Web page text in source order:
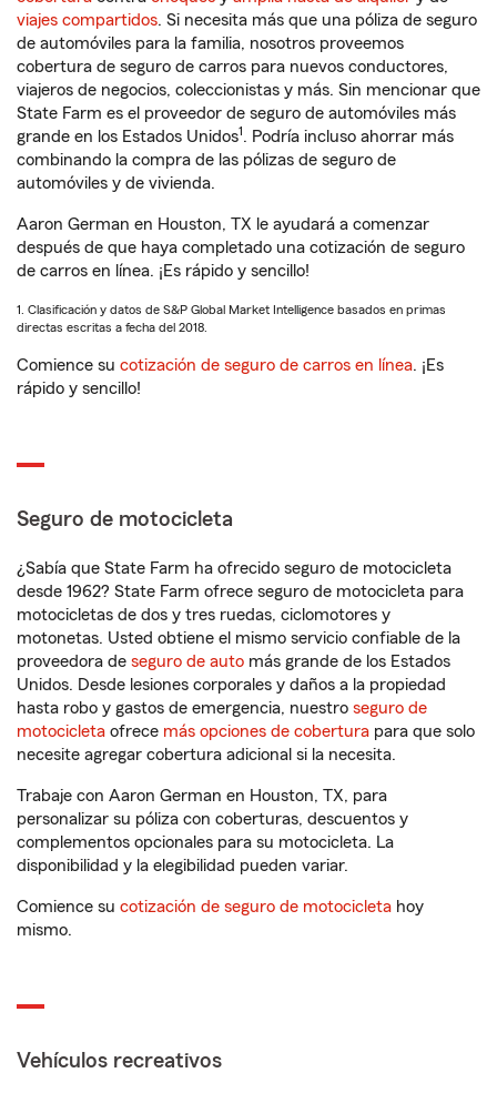
viajes compartidos. Si necesita más que una póliza de seguro
de automóviles para la familia, nosotros proveemos
cobertura de seguro de carros para nuevos conductores,
viajeros de negocios, coleccionistas y más. Sin mencionar que
State Farm es el proveedor de seguro de automóviles más
grande en los Estados Unidos1. Podría incluso ahorrar más
combinando la compra de las pólizas de seguro de
automóviles y de vivienda.
Aaron German en Houston, TX le ayudará a comenzar
después de que haya completado una cotización de seguro
de carros en línea. ¡Es rápido y sencillo!
1. Clasificación y datos de S&P Global Market Intelligence basados en primas
directas escritas a fecha del 2018.
Comience su cotización de seguro de carros en línea. ¡Es
rápido y sencillo!
Seguro de motocicleta
¿Sabía que State Farm ha ofrecido seguro de motocicleta
desde 1962? State Farm ofrece seguro de motocicleta para
motocicletas de dos y tres ruedas, ciclomotores y
motonetas. Usted obtiene el mismo servicio confiable de la
proveedora de seguro de auto más grande de los Estados
Unidos. Desde lesiones corporales y daños a la propiedad
hasta robo y gastos de emergencia, nuestro seguro de
motocicleta ofrece más opciones de cobertura para que solo
necesite agregar cobertura adicional si la necesita.
Trabaje con Aaron German en Houston, TX, para
personalizar su póliza con coberturas, descuentos y
complementos opcionales para su motocicleta. La
disponibilidad y la elegibilidad pueden variar.
Comience su cotización de seguro de motocicleta hoy
mismo.
Vehículos recreativos